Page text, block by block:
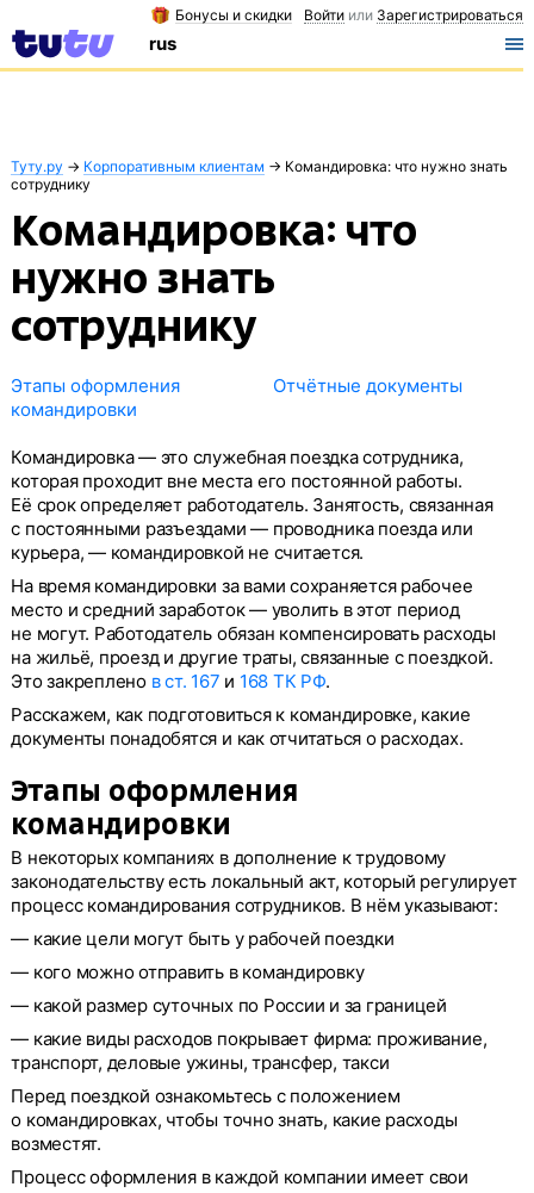
Войтиили Зарегистрироваться
Бонусы и скидки
rus
Туту.ру → Корпоративным клиентам → Командировка: что нужно знать
сотруднику
Командировка: что
нужно знать
сотруднику
Этапы оформления
командировки
Отчётные документы
Командировка — это служебная поездка сотрудника,
которая проходит вне места его постоянной работы.
Её срок определяет работодатель. Занятость, связанная
с постоянными разъездами — проводника поезда или
курьера, — командировкой не считается.
На время командировки за вами сохраняется рабочее
место и средний заработок — уволить в этот период
не могут. Работодатель обязан компенсировать расходы
на жильё, проезд и другие траты, связанные с поездкой.
Это закреплено в ст. 167 и 168 ТК РФ.
Расскажем, как подготовиться к командировке, какие
документы понадобятся и как отчитаться о расходах.
Этапы оформления
командировки
В некоторых компаниях в дополнение к трудовому
законодательству есть локальный акт, который регулирует
процесс командирования сотрудников. В нём указывают:
— какие цели могут быть у рабочей поездки
— кого можно отправить в командировку
— какой размер суточных по России и за границей
— какие виды расходов покрывает фирма: проживание,
транспорт, деловые ужины, трансфер, такси
Перед поездкой ознакомьтесь с положением
о командировках, чтобы точно знать, какие расходы
возместят.
Процесс оформления в каждой компании имеет свои